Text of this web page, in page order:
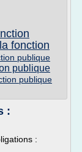
fonction
publique
publique
publique
:
: